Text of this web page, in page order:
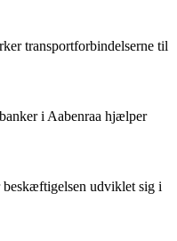
transportforbindelserne til
i Aabenraa hjælper
beskæftigelsen udviklet sig i